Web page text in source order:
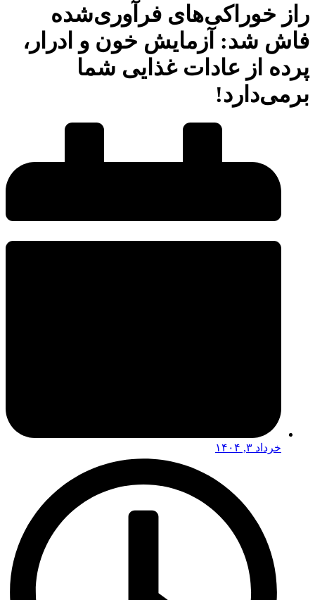
راز خوراکی‌های فرآوری‌شده
فاش شد: آزمایش خون و ادرار،
پرده از عادات غذایی شما
برمی‌دارد!
خرداد ۳, ۱۴۰۴